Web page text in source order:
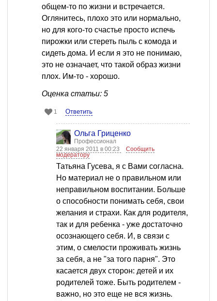
общем-то по жизни и встречается.
Оглянитесь, плохо это или нормально,
но для кого-то счастье просто испечь
пирожки или стереть пыль с комода и
сидеть дома. И если я это не понимаю,
это не означает, что такой образ жизни
плох. Им-то - хорошо.
Оценка статьи: 5
1 Ответить
Ольга Гриценко
Профессионал
22 января 2011 в 00:23
Сообщить
модератору
Татьяна Гусева, я с Вами согласна.
Но материал не о правильном или
неправильном воспитании. Больше
о способности понимать себя, свои
желания и страхи. Как для родителя,
так и для ребенка - уже достаточно
осознающего себя. И, в связи с
этим, о смелости проживать жизнь
за себя, а не "за того парня". Это
касается двух сторон: детей и их
родителей тоже. Быть родителем -
важно, но это еще не вся жизнь.